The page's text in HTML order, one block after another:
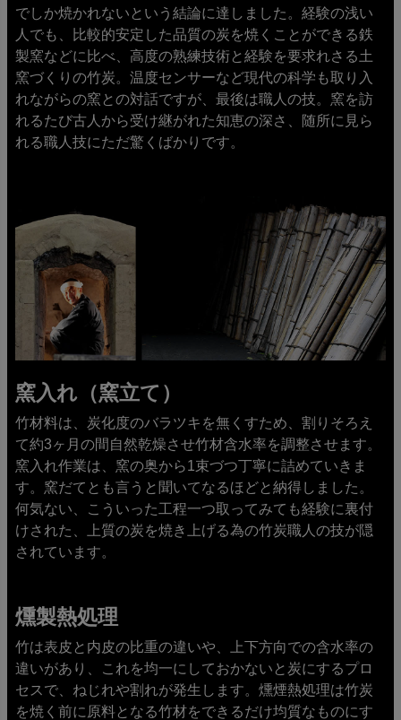
でしか焼かれないという結論に達しました。経験の浅い
人でも、比較的安定した品質の炭を焼くことができる鉄
製窯などに比べ、高度の熟練技術と経験を要求れさる土
窯づくりの竹炭。温度センサーなど現代の科学も取り入
れながらの窯との対話ですが、最後は職人の技。窯を訪
れるたび古人から受け継がれた知恵の深さ、随所に見ら
れる職人技にただ驚くばかりです。
窯入れ（窯立て）
竹材料は、炭化度のバラツキを無くすため、割りそろえ
て約3ヶ月の間自然乾燥させ竹材含水率を調整させます。
窯入れ作業は、窯の奥から1束づつ丁寧に詰めていきま
す。窯だてとも言うと聞いてなるほどと納得しました。
何気ない、こういった工程一つ取ってみても経験に裏付
けされた、上質の炭を焼き上げる為の竹炭職人の技が隠
されています。
燻製熱処理
竹は表皮と内皮の比重の違いや、上下方向での含水率の
違いがあり、これを均一にしておかないと炭にするプロ
セスで、ねじれや割れが発生します。燻煙熱処理は竹炭
を焼く前に原料となる竹材をできるだけ均質なものにす